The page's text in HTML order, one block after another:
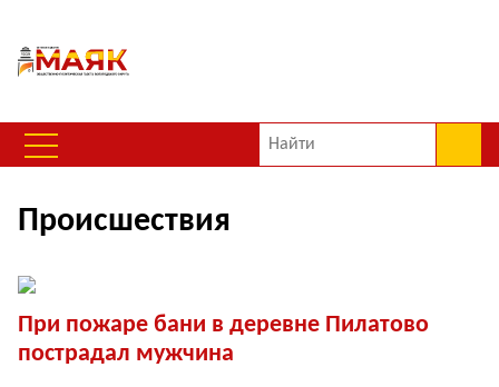
Происшествия
При пожаре бани в деревне Пилатово
пострадал мужчина